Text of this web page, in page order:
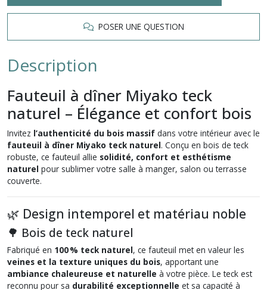
POSER UNE QUESTION
Description
Fauteuil à dîner Miyako teck
naturel – Élégance et confort bois
Invitez l’authenticité du bois massif dans votre intérieur avec le
fauteuil à dîner Miyako teck naturel. Conçu en bois de teck
robuste, ce fauteuil allie solidité, confort et esthétisme
naturel pour sublimer votre salle à manger, salon ou terrasse
couverte.
🌿 Design intemporel et matériau noble
🌳 Bois de teck naturel
Fabriqué en 100 % teck naturel, ce fauteuil met en valeur les
veines et la texture uniques du bois, apportant une
ambiance chaleureuse et naturelle à votre pièce. Le teck est
reconnu pour sa durabilité exceptionnelle et sa capacité à